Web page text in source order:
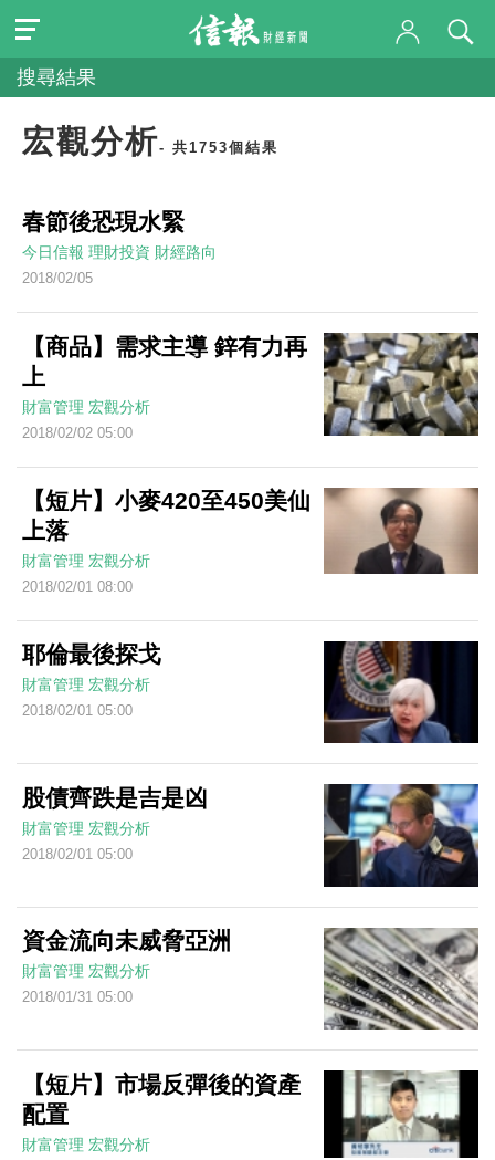
搜尋結果
宏觀分析- 共1753個結果
春節後恐現水緊
今日信報 理財投資 財經路向
2018/02/05
【商品】需求主導 鋅有力再
上
財富管理 宏觀分析
2018/02/02 05:00
【短片】小麥420至450美仙
上落
財富管理 宏觀分析
2018/02/01 08:00
耶倫最後探戈
財富管理 宏觀分析
2018/02/01 05:00
股債齊跌是吉是凶
財富管理 宏觀分析
2018/02/01 05:00
資金流向未威脅亞洲
財富管理 宏觀分析
2018/01/31 05:00
【短片】市場反彈後的資產
配置
財富管理 宏觀分析